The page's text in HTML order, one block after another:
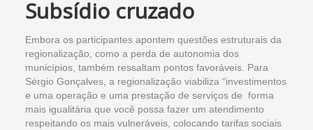
Subsídio cruzado
Embora os participantes apontem questões estruturais da
regionalização, como a perda de autonomia dos
municípios, também ressaltam pontos favoráveis. Para
Sérgio Gonçalves, a regionalização viabiliza “investimentos
e uma operação e uma prestação de serviços de forma
mais igualitária que você possa fazer um atendimento
respeitando os mais vulneráveis, colocando tarifas sociais